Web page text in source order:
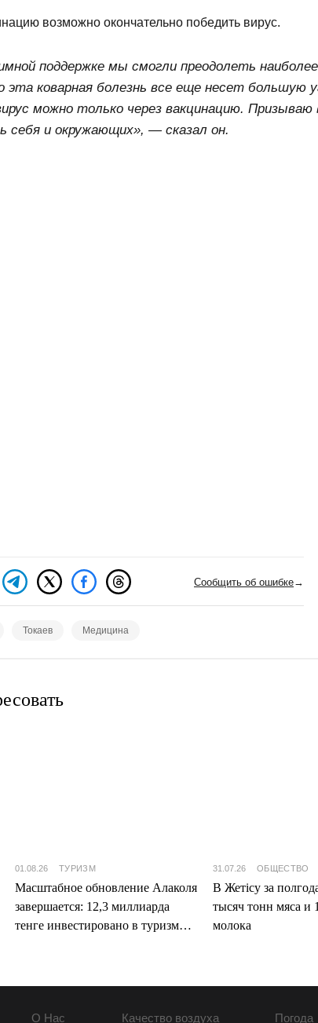
возможно окончательно победить вирус.
поддержке мы смогли преодолеть наиболее
коварная болезнь все еще несет большую
можно только через вакцинацию. Призываю
себя и окружающих», — сказал он.
Сообщить об ошибке→
Токаев Медицина
01.08.26 ТУРИЗМ
Масштабное обновление Алаколя
завершается: 12,3 миллиарда
тенге инвестировано в туризм
31.07.26 ОБЩЕСТВО
В Жетісу за
тысяч тонн мяса и
молока
О Нас Качество воздуха Погода